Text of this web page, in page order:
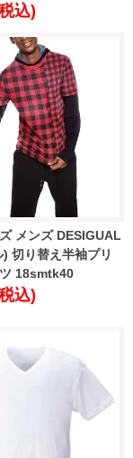
311172
込)
メンズ DESIGUAL
切り替え半袖プリ
18smtk40
込)